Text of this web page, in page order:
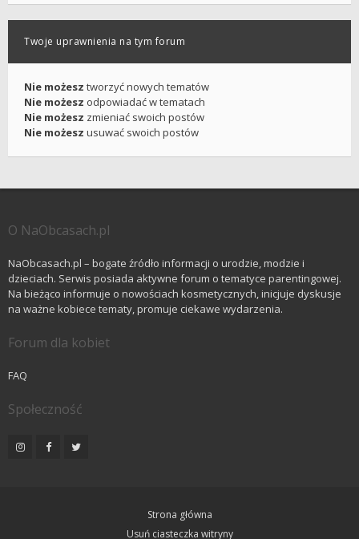
Twoje uprawnienia na tym forum
Nie możesz tworzyć nowych tematów
Nie możesz odpowiadać w tematach
Nie możesz zmieniać swoich postów
Nie możesz usuwać swoich postów
O NaObcasach.pl
NaObcasach.pl – bogate źródło informacji o urodzie, modzie i
dzieciach. Serwis posiada aktywne forum o tematyce parentingowej.
Na bieżąco informuje o nowościach kosmetycznych, inicjuje dyskusje
na ważne kobiece tematy, promuje ciekawe wydarzenia.
Forum dla kobiet
FAQ
Społeczność
Strona główna
Usuń ciasteczka witryny